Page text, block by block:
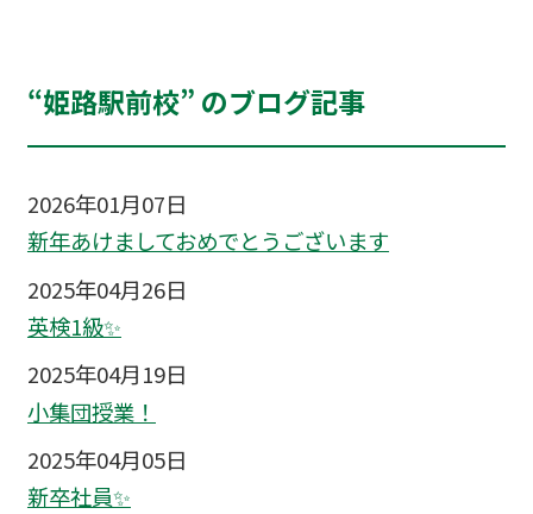
“姫路駅前校” のブログ記事
2026年01月07日
新年あけましておめでとうございます
2025年04月26日
英検1級✨
2025年04月19日
小集団授業！
2025年04月05日
新卒社員✨